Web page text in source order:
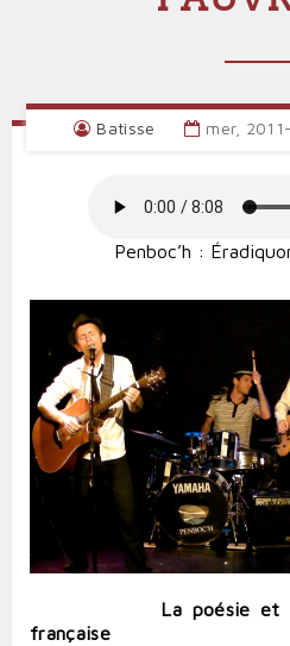
Batisse mer,
Penboc’h :
La poésie et la
française